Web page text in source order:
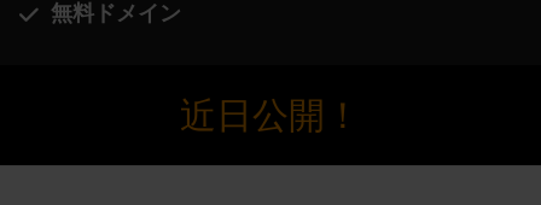
無料ドメイン
近日公開！